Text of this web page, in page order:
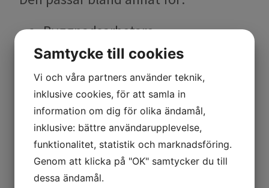
Byggnadsarbetare
Elektriker
VVS-montörer
Fastighetsskötare
Drift- och underhållspersonal
Målare
Golvläggare
Arbetsledare
BAS-P och BAS-U
Samtycke till cookies
Vi och våra partners använder teknik,
inklusive cookies, för att samla in
information om dig för olika ändamål,
inklusive: bättre användarupplevelse,
funktionalitet, statistik och marknadsföring.
Genom att klicka på "OK" samtycker du till
dessa ändamål.